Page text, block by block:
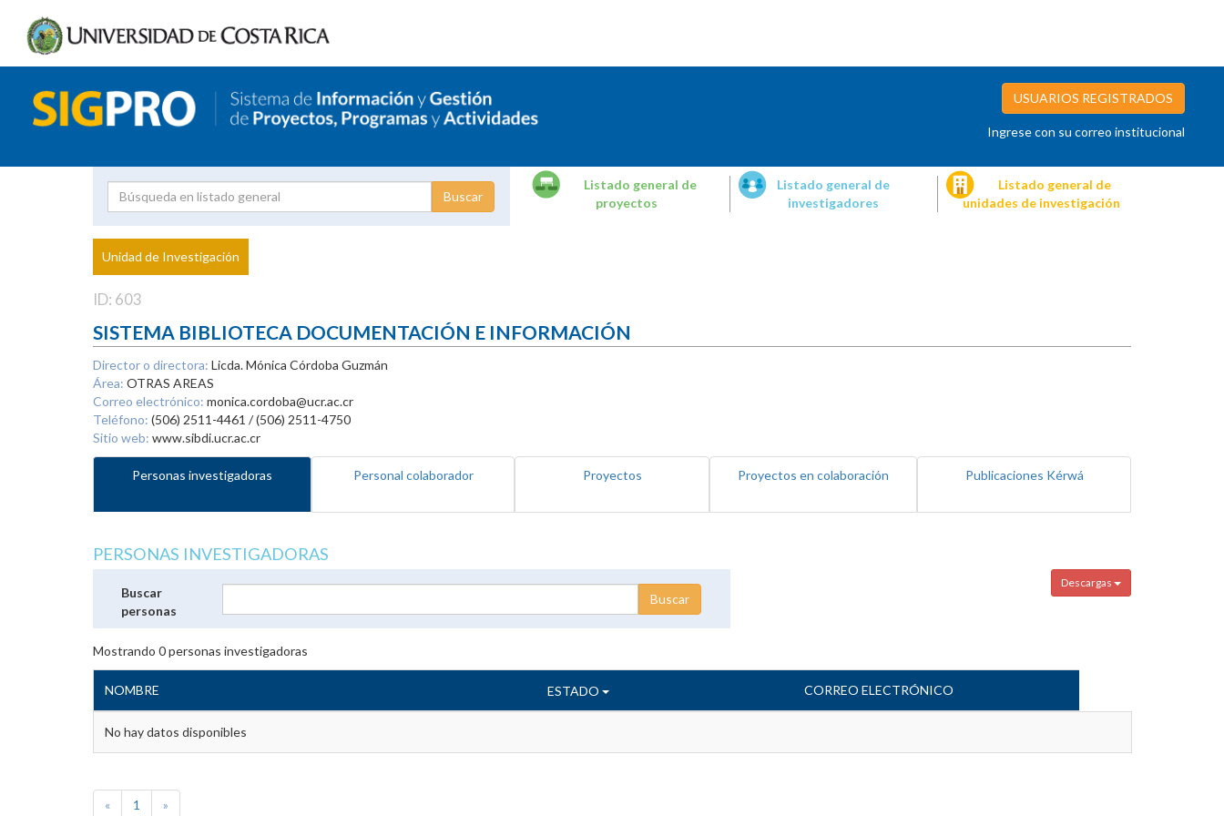
USUARIOS REGISTRADOS
Ingrese con su correo institucional
Proyecto
Investigador
Listado general de
proyectos
Listado general de
investigadores
Listado general de
unidades de investigación
Unidad de Investigación
ID: 603
SISTEMA BIBLIOTECA DOCUMENTACIÓN E INFORMACIÓN
Director o directora: Licda. Mónica Córdoba Guzmán
Área: OTRAS AREAS
Correo electrónico: monica.cordoba@ucr.ac.cr
Teléfono: (506) 2511-4461 / (506) 2511-4750
Sitio web: www.sibdi.ucr.ac.cr
Personas investigadoras Personal colaborador Proyectos Proyectos en colaboración Publicaciones Kérwá
PERSONAS INVESTIGADORAS
Descargas
Buscar
personas
Mostrando 0personas investigadoras
NOMBRE ESTADO CORREO ELECTRÓNICO
No hay datos disponibles
« 1 »